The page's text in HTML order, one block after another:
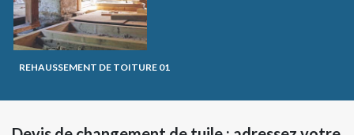
REHAUSSEMENT DE TOITURE 01